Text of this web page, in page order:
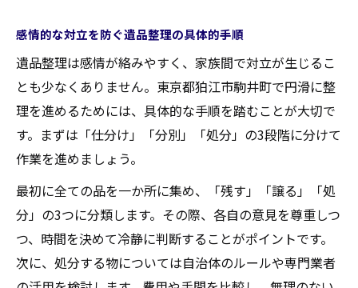
感情的な対立を防ぐ遺品整理の具体的手順
遺品整理は感情が絡みやすく、家族間で対立が生じるこ
とも少なくありません。東京都狛江市駒井町で円滑に整
理を進めるためには、具体的な手順を踏むことが大切で
す。まずは「仕分け」「分別」「処分」の3段階に分けて
作業を進めましょう。
最初に全ての品を一か所に集め、「残す」「譲る」「処
分」の3つに分類します。その際、各自の意見を尊重しつ
つ、時間を決めて冷静に判断することがポイントです。
次に、処分する物については自治体のルールや専門業者